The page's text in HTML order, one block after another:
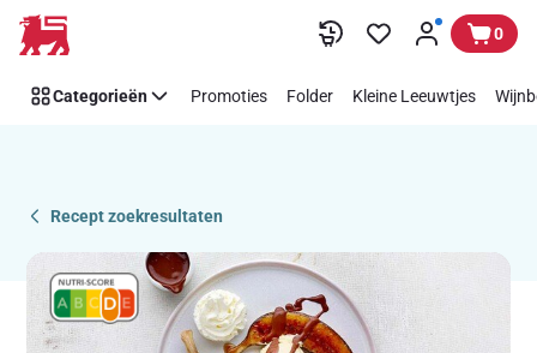
Overslaan
Recipe
Details
0
Categorieën Promoties Folder Kleine Leeuwtjes
Recept zoekresultaten